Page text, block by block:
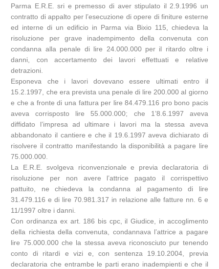
Parma E.R.E. sri e premesso di aver stipulato il 2.9.1996 un
contratto di appalto per l’esecuzione di opere di finiture esterne
ed interne di un edificio in Parma via Bixio 115, chiedeva la
risoluzione per grave inadempimento della convenuta con
condanna alla penale di lire 24.000.000 per il ritardo oltre i
danni, con accertamento dei lavori effettuati e relative
detrazioni.
Esponeva che i lavori dovevano essere ultimati entro il
15.2.1997, che era prevista una penale di lire 200.000 al giorno
e che a fronte di una fattura per lire 84.479.116 pro bono pacis
aveva corrisposto lire 55.000.000; che 1’8.6.1997 aveva
diffidato l’impresa ad ultimare i lavori ma la stessa aveva
abbandonato il cantiere e che il 19.6.1997 aveva dichiarato di
risolvere il contratto manifestando la disponibilità a pagare lire
75.000.000.
La E.R.E. svolgeva riconvenzionale e previa declaratoria di
risoluzione per non avere l’attrice pagato il corrispettivo
pattuito, ne chiedeva la condanna al pagamento di lire
31.479.116 e di lire 70.981.317 in relazione alle fatture nn. 6 e
11/1997 oltre i danni.
Con ordinanza ex art. 186 bis cpc, il Giudice, in accoglimento
della richiesta della convenuta, condannava l’attrice a pagare
lire 75.000.000 che la stessa aveva riconosciuto pur tenendo
conto di ritardi e vizi e, con sentenza 19.10.2004, previa
declaratoria che entrambe le parti erano inadempienti e che il